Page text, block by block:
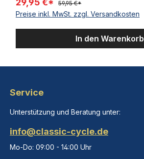
29,95 €* 59,95 €*
Preise inkl. MwSt. zzgl. Versandkosten
In den Warenkorb
Service
Unterstützung und Beratung unter:
info@classic-cycle.de
Mo-Do: 09:00 - 14:00 Uhr